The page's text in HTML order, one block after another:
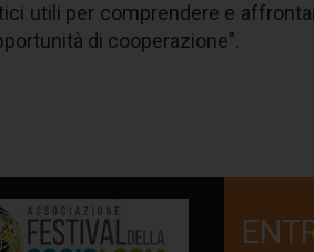
utili per comprendere e
di cooperazione".